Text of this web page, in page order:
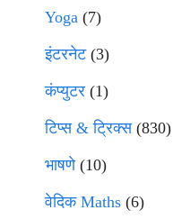
Yoga (7)
इंटरनेट(3)
कंप्युटर (1)
टिप्स & ट्रिक्स(830)
भाषणे(10)
वेदिक Maths (6)